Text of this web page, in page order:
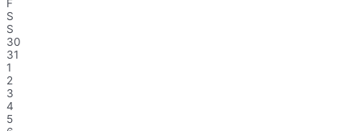
F
S
S
30
31
1
2
3
4
5